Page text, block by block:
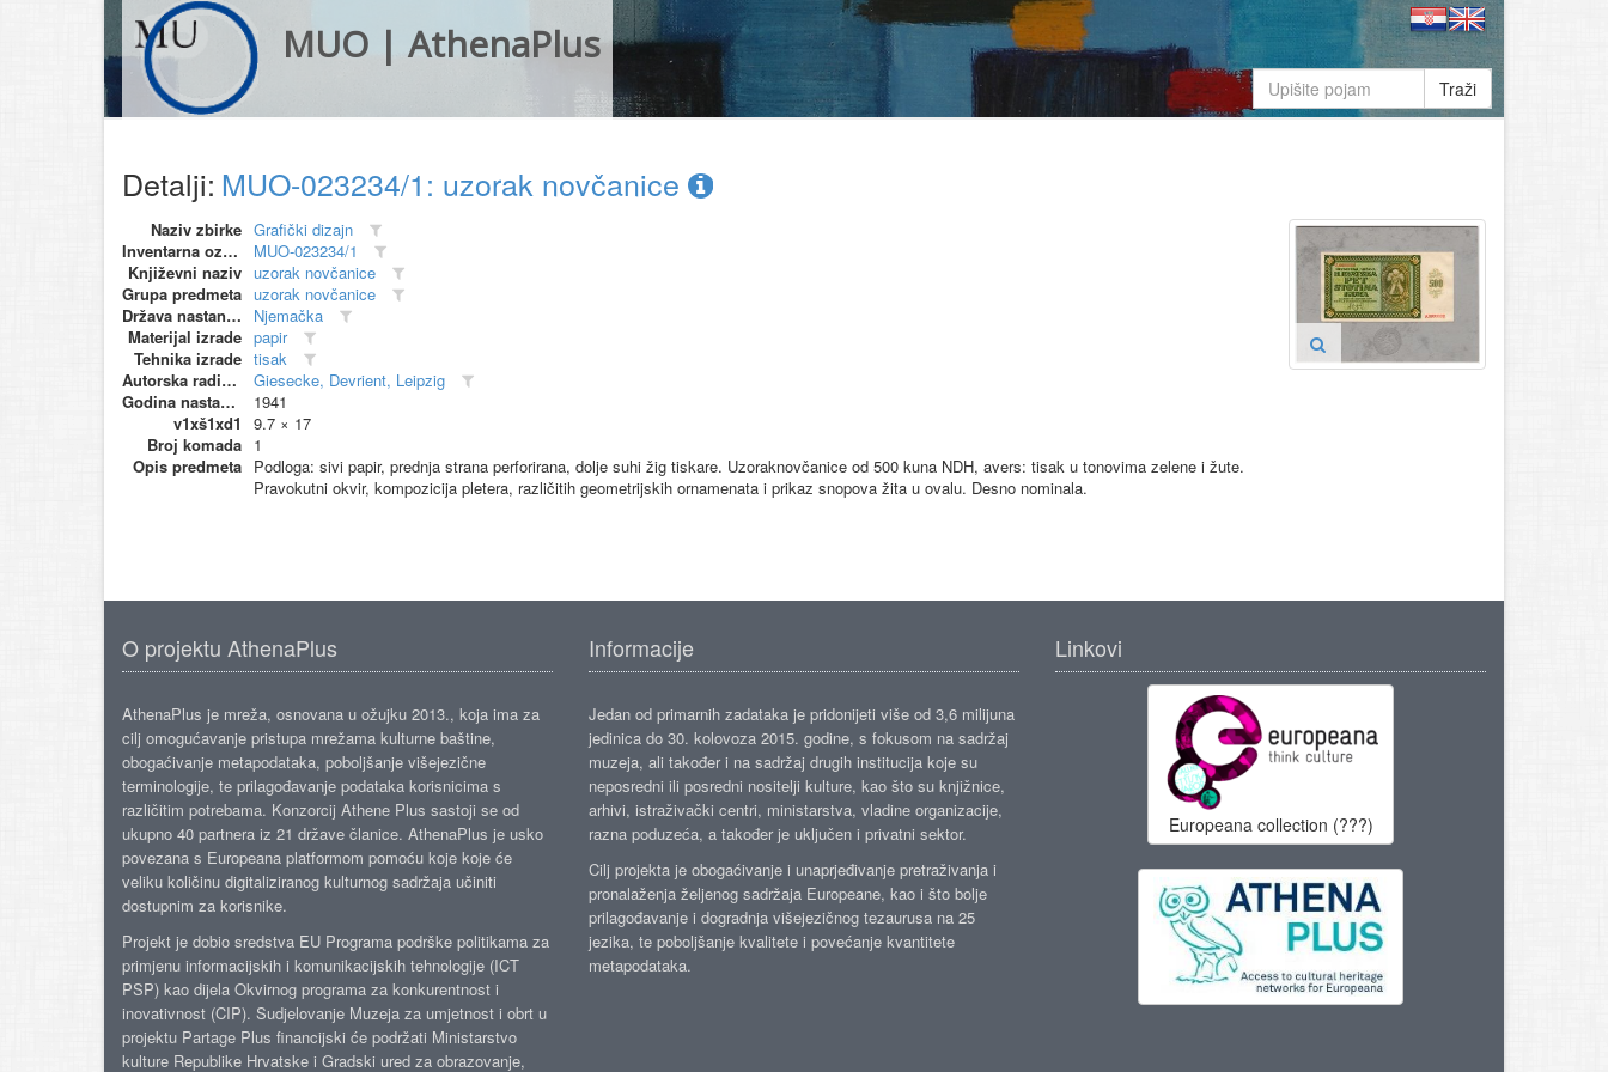
MUO | AthenaPlus
Traži
Detalji: MUO-023234/1: uzorak novčanice
Naziv zbirke Grafički dizajn
Inventarna oznaka
MUO-023234/1
Književni naziv uzorak novčanice
Grupa predmeta uzorak novčanice
Država nastanka
Njemačka
Materijal izrade papir
Tehnika izrade tisak
Autorska radionica (proizvođač)
Giesecke, Devrient, Leipzig
Godina nastanka
1941
v1xš1xd1
9.7 × 17
Broj komada 1
Opis predmeta Podloga: sivi papir, prednja strana perforirana, dolje suhi žig tiskare. Uzoraknovčanice od 500 kuna NDH, avers: tisak u tonovima zelene i žute.
Pravokutni okvir, kompozicija pletera, različitih geometrijskih ornamenata i prikaz snopova žita u ovalu. Desno nominala.
O projektu AthenaPlus
AthenaPlus je mreža, osnovana u ožujku 2013., koja ima za
cilj omogućavanje pristupa mrežama kulturne baštine,
obogaćivanje metapodataka, poboljšanje višejezične
terminologije, te prilagođavanje podataka korisnicima s
različitim potrebama. Konzorcij Athene Plus sastoji se od
ukupno 40 partnera iz 21 države članice. AthenaPlus je usko
povezana s Europeana platformom pomoću koje koje će
veliku količinu digitaliziranog kulturnog sadržaja učiniti
dostupnim za korisnike.
Projekt je dobio sredstva EU Programa podrške politikama za
primjenu informacijskih i komunikacijskih tehnologije (ICT
PSP) kao dijela Okvirnog programa za konkurentnost i
inovativnost (CIP). Sudjelovanje Muzeja za umjetnost i obrt u
projektu Partage Plus financijski će podržati Ministarstvo
kulture Republike Hrvatske i Gradski ured za obrazovanje,
Informacije
Jedan od primarnih zadataka je pridonijeti više od 3,6 milijuna
jedinica do 30. kolovoza 2015. godine, s fokusom na sadržaj
muzeja, ali također i na sadržaj drugih institucija koje su
neposredni ili posredni nositelji kulture, kao što su knjižnice,
arhivi, istraživački centri, ministarstva, vladine organizacije,
razna poduzeća, a također je uključen i privatni sektor.
Cilj projekta je obogaćivanje i unaprjeđivanje pretraživanja i
pronalaženja željenog sadržaja Europeane, kao i što bolje
prilagođavanje i dogradnja višejezičnog tezaurusa na 25
jezika, te poboljšanje kvalitete i povećanje kvantitete
metapodataka.
Linkovi
Europeana collection (???)